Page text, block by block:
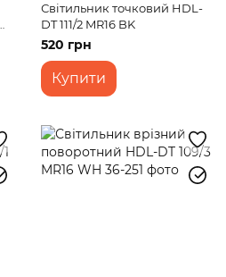
Світильник точковий HDL-
DT 111/2 MR16 BK
520 грн
Купити